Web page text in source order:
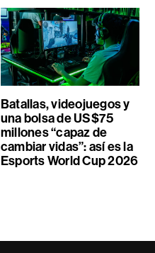
Batallas, videojuegos y
una bolsa de US$75
millones “capaz de
cambiar vidas”: así es la
Esports World Cup 2026